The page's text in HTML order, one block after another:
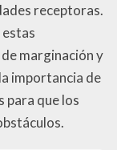
receptoras.
marginación y
importancia de
para que los